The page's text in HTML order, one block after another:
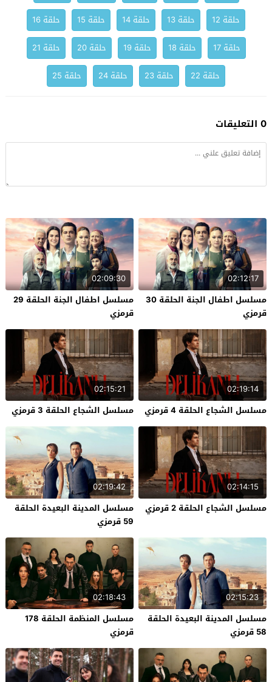
حلقة 12
حلقة 13 حلقة 14 حلقة 15
حلقة 16
حلقة 17
حلقة 18 حلقة 19 حلقة 20
حلقة 21
حلقة 22
حلقة 23 حلقة 24 حلقة 25
0 التعليقات
02:12:17
مسلسل اطفال الجنة الحلقة 30
قرمزي
02:09:30
مسلسل اطفال الجنة الحلقة 29
قرمزي
02:19:14
مسلسل الشجاع الحلقة 4 قرمزي
02:15:21
مسلسل الشجاع الحلقة 3 قرمزي
02:14:15
مسلسل الشجاع الحلقة 2 قرمزي
02:19:42
مسلسل المدينة البعيدة الحلقة
59 قرمزي
02:15:23
مسلسل المدينة البعيدة الحلقة
58 قرمزي
02:18:43
مسلسل المنظمة الحلقة 178
قرمزي